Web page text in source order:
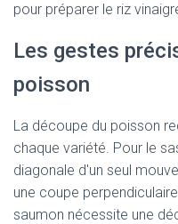
pour préparer le riz
Les gestes
poisson
La découpe du poisson
chaque variété. Pour le
diagonale d'un seul
une coupe
saumon nécessite une